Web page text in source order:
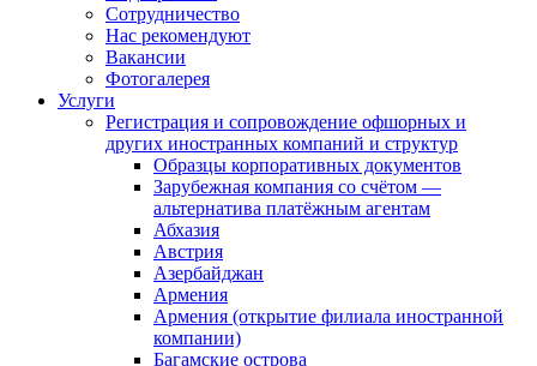
Сотрудничество
Нас рекомендуют
Вакансии
Фотогалерея
Услуги
Регистрация и сопровождение офшорных и
других иностранных компаний и структур
Образцы корпоративных документов
Зарубежная компания со счётом —
альтернатива платёжным агентам
Абхазия
Австрия
Азербайджан
Армения
Армения (открытие филиала иностранной
компании)
Багамские острова